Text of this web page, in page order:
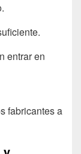
entrar en
fabricantes a